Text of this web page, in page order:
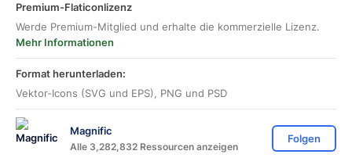
Premium-Flaticonlizenz
Werde Premium-Mitglied und erhalte die kommerzielle Lizenz.
Mehr Informationen
Format herunterladen:
Vektor-Icons (SVG und EPS), PNG und PSD
Magnific
Alle 3,282,832 Ressourcen anzeigen
Folgen